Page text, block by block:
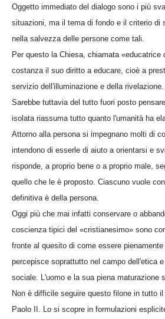
Oggetto immediato del dialogo sono i più
situazioni, ma il tema di fondo e il criterio di
nella salvezza delle persone come tali.
Per questo la Chiesa, chiamata «educatrice
costanza il suo diritto a educare, cioè a
servizio dell'illuminazione e della rivelazione.
Sarebbe tuttavia del tutto fuori posto
isolata riassuma tutto quanto l'umanità ha
Attorno alla persona si impegnano molti di
intendono di esserle di aiuto a orientarsi e
risponde, a proprio bene o a proprio male,
quello che le è proposto. Ciascuno vuole
definitiva è della persona.
Oggi più che mai infatti conservare o
coscienza tipici del «cristianesimo» sono
fronte al quesito di come essere
percepisce soprattutto nel campo dell'etica
sociale. L'uomo e la sua piena maturazione
Non è difficile seguire questo filone in tutto
Paolo II. Lo si scopre in formulazioni